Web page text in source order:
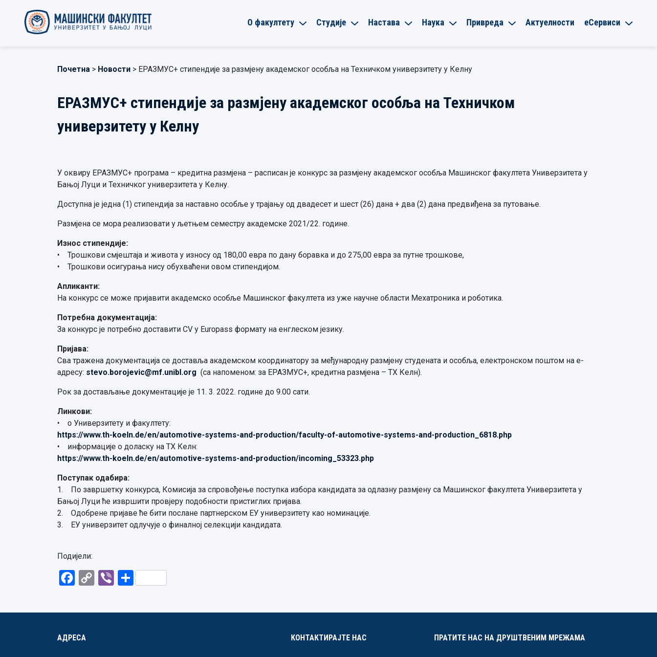
О факултету Студије Настава Наука Привреда Актуелности еСервиси
Почетна > Новости > ЕРАЗМУС+ стипендије за размјену академског особља на Техничком универзитету у Келну
ЕРАЗМУС+ стипендије за размјену академског особља на Техничком
универзитету у Келну
У оквиру ЕРАЗМУС+ програма – кредитна размјена – расписан је конкурс за размјену академског особља Машинског факултета Универзитета у
Бањој Луци и Техничког универзитета у Келну.
Доступна је једна (1) стипендија за наставно особље у трајању од двадесет и шест (26) дана + два (2) дана предвиђена за путовање.
Размјена се мора реализовати у љетњем семестру академске 2021/22. године.
Износ стипендије:
• Трошкови смјештаја и живота у износу од 180,00 евра по дану боравка и до 275,00 евра за путне трошкове,
• Трошкови осигурања нису обухваћени овом стипендијом.
Апликанти:
На конкурс се може пријавити академско особље Машинског факултета из уже научне области Мехатроника и роботика.
Потребна документација:
За конкурс је потребно доставити CV у Europass формату на енглеском језику.
Пријава:
Сва тражена документација се доставља академском координатору за међународну размјену студената и особља, електронском поштом на е-
адресу: stevo.borojevic@mf.unibl.org (са напоменом: за ЕРАЗМУС+, кредитна размјена – ТХ Келн).
Рок за достављање документације је 11. 3. 2022. године до 9.00 сати.
Линкови:
• о Универзитету и факултету:
https://www.th-koeln.de/en/automotive-systems-and-production/faculty-of-automotive-systems-and-production_6818.php
• информације о доласку на ТХ Келн:
https://www.th-koeln.de/en/automotive-systems-and-production/incoming_53323.php
Поступак одабира:
1. По завршетку конкурса, Комисија за спровођење поступка избора кандидата за одлазну размјену са Машинског факултета Универзитета у
Бањој Луци ће извршити провјеру подобности пристиглих пријава.
2. Одобрене пријаве ће бити послане партнерском ЕУ универзитету као номинације.
3. ЕУ универзитет одлучује о финалној селекцији кандидата.
Подијели:
Facebook
CopyViberShare
АДРЕСА КОНТАКТИРАЈТЕ НАС ПРАТИТЕ НАС НА ДРУШТВЕНИМ МРЕЖАМА